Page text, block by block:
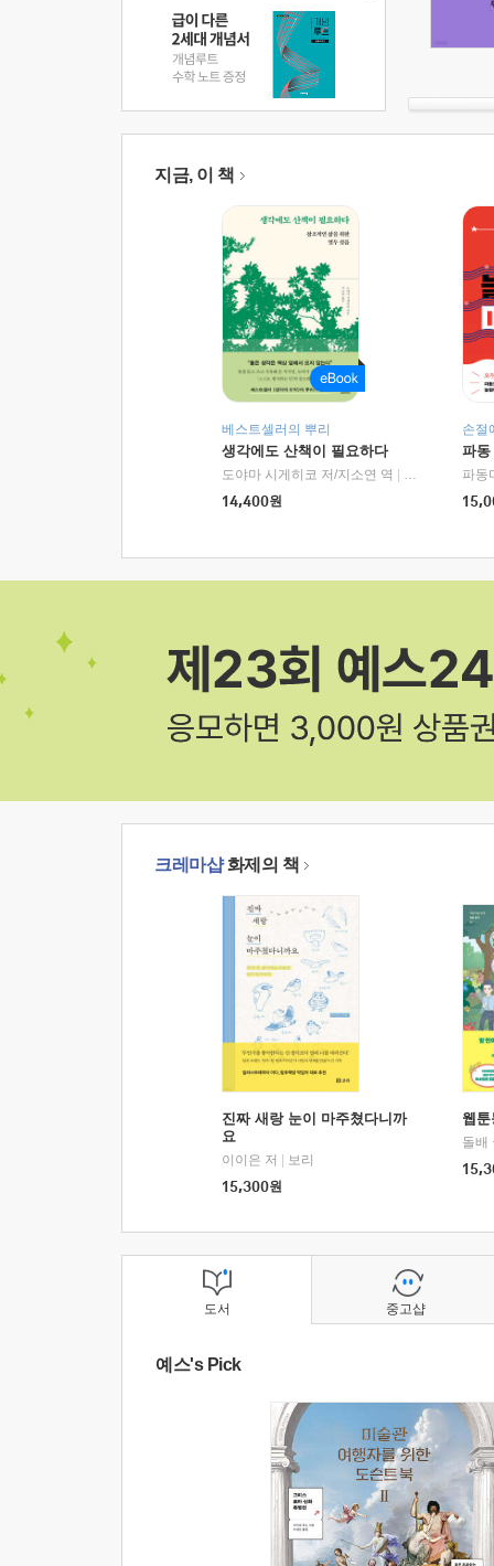
지금, 이 책
베스트셀러의 뿌리
생각에도 산책이 필요하다
도야마 시게히코 저/지소연 역
알에이치코리
14,400원
손절
파동
파동
크레마샵화제의 책
진짜 새랑 눈이 마주쳤다니까
요
이이은 저
보리
15,300원
웹
돌배
도서
예스's Pick
중고샵